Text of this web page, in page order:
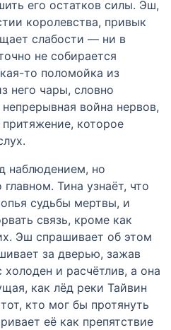
его остатков силы. Эш,
королевства, привык
слабости — ни в
не собирается
то поломойка из
него чары, словно
война нервов,
которое
наблюдением, но
Тина узнаёт, что
судьбы мертвы, и
связь, кроме как
Эш спрашивает об этом
за дверью, зажав
холоден и расчётлив, а она
как лёд реки Тайвин
кто мог бы протянуть
её как препятствие